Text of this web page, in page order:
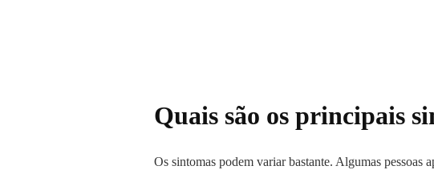
Quais são os principais
Os sintomas podem variar bastante. Algumas pessoas